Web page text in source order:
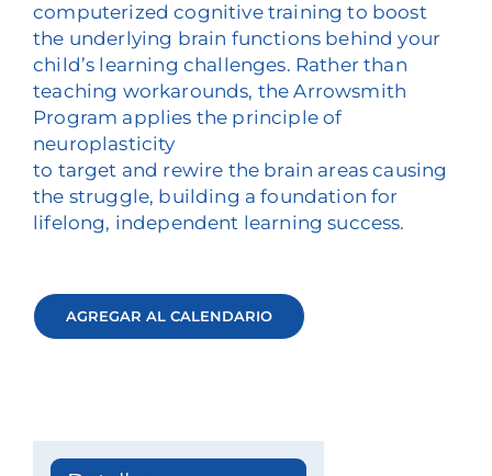
computerized cognitive training to boost
the underlying brain functions behind your
child’s learning challenges. Rather than
teaching workarounds, the Arrowsmith
Program applies the principle of
neuroplasticity
to target and rewire the brain areas causing
the struggle, building a foundation for
lifelong, independent learning success.
AGREGAR AL CALENDARIO